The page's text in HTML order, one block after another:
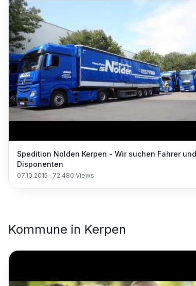
Spedition Nolden Kerpen - Wir suchen Fahrer und
Disponenten
07.10.2015 · 72.480 Views
Kommune in Kerpen